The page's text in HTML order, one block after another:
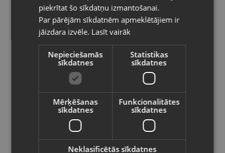
30.00€
Heating Pad FY-HW1224
izvēlēto valsti
Vietnes saturs būs attēlots izvēlētajā
valodā
Valsts
Latviešu / Latvian
piekrītat šo sīkdatņu izmantošanai.
Par pārējām sīkdatnēm apmeklētājiem ir
jāizdara izvēle. Lasīt vairāk
Nepieciešamās
sīkdatnes
Statistikas
sīkdatnes
Mērķēšanas
sīkdatnes
Funkcionalitātes
sīkdatnes
Neklasificētās sīkdatnes